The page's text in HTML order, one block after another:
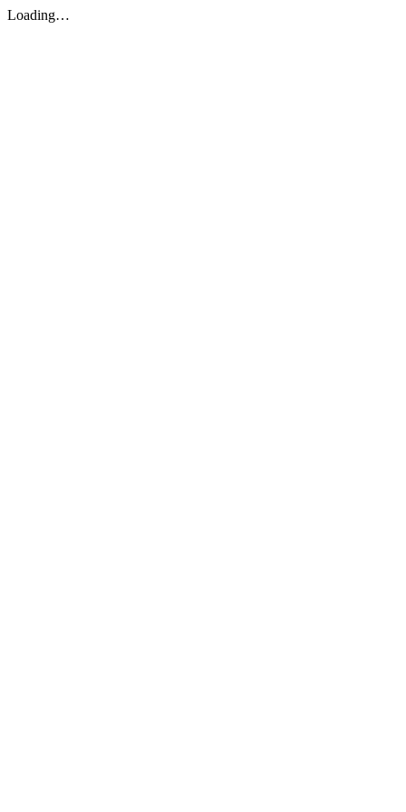
Loading…